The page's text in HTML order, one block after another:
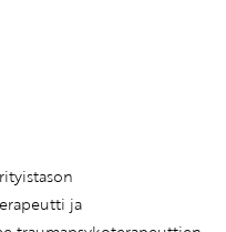
ja